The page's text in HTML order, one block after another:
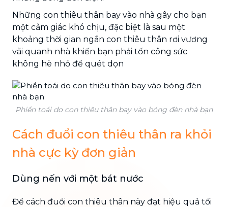
Những con thiêu thân bay vào nhà gây cho bạn
một cảm giác khó chịu, đặc biệt là sau một
khoảng thời gian ngắn con thiêu thân rơi vương
vãi quanh nhà khiến bạn phải tốn công sức
không hè nhỏ để quét dọn
Phiền toái do con thiêu thân bay vào bóng đèn nhà bạn
Cách đuổi con thiêu thân ra khỏi
nhà cực kỳ đơn giản
Dùng nến với một bát nước
Để cách đuổi con thiêu thân này đạt hiệu quả tối